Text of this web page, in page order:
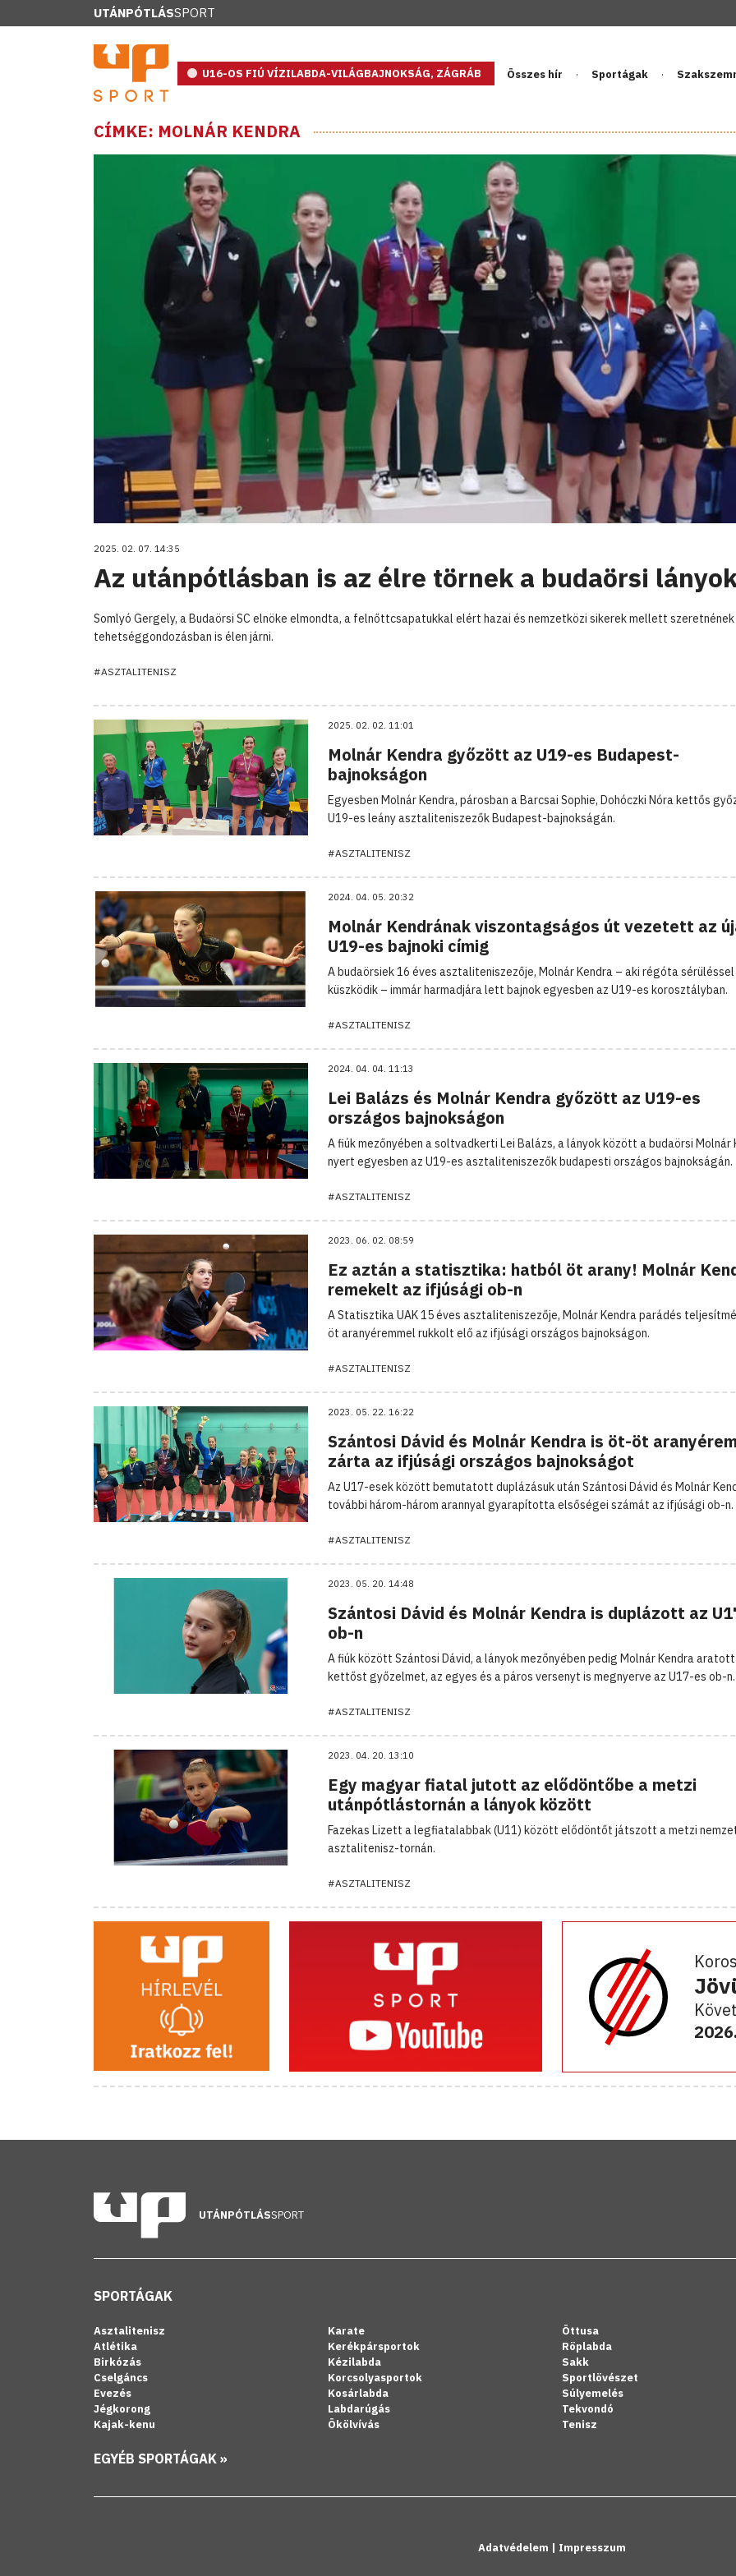
UTÁNPÓTLÁSSPORT
U16-OS FIÚ VÍZILABDA-VILÁGBAJNOKSÁG, ZÁGRÁB Összes hír Sportágak
CÍMKE: MOLNÁR KENDRA
2025. 02. 07. 14:35
Az utánpótlásban is az élre törnek a budaörsi
Somlyó Gergely, a Budaörsi SC elnöke elmondta, a felnőttcsapatukkal elért hazai és nemzetközi sikerek mellett
tehetséggondozásban is élen járni.
#ASZTALITENISZ
2025. 02. 02. 11:01
Molnár Kendra győzött az U19-es Budapest-
bajnokságon
Egyesben Molnár Kendra, párosban a Barcsai Sophie, Dohóczki Nóra kettős
U19-es leány asztaliteniszezők Budapest-bajnokságán.
#ASZTALITENISZ
2024. 04. 05. 20:32
Molnár Kendrának viszontagságos út vezetett az
U19-es bajnoki címig
A budaörsiek 16 éves asztaliteniszezője, Molnár Kendra – aki régóta sérüléssel
küszködik – immár harmadjára lett bajnok egyesben az U19-es korosztályban.
#ASZTALITENISZ
2024. 04. 04. 11:13
Lei Balázs és Molnár Kendra győzött az U19-es
országos bajnokságon
A fiúk mezőnyében a soltvadkerti Lei Balázs, a lányok között a budaörsi Molnár
nyert egyesben az U19-es asztaliteniszezők budapesti országos bajnokságán.
#ASZTALITENISZ
2023. 06. 02. 08:59
Ez aztán a statisztika: hatból öt arany! Molnár
remekelt az ifjúsági ob-n
A Statisztika UAK 15 éves asztaliteniszezője, Molnár Kendra parádés
öt aranyéremmel rukkolt elő az ifjúsági országos bajnokságon.
#ASZTALITENISZ
2023. 05. 22. 16:22
Szántosi Dávid és Molnár Kendra is öt-öt
zárta az ifjúsági országos bajnokságot
Az U17-esek között bemutatott duplázásuk után Szántosi Dávid és Molnár
további három-három arannyal gyarapította elsőségei számát az ifjúsági ob-n.
#ASZTALITENISZ
2023. 05. 20. 14:48
Szántosi Dávid és Molnár Kendra is duplázott az
ob-n
A fiúk között Szántosi Dávid, a lányok mezőnyében pedig Molnár Kendra aratott
kettőst győzelmet, az egyes és a páros versenyt is megnyerve az U17-es ob-n.
#ASZTALITENISZ
2023. 04. 20. 13:10
Egy magyar fiatal jutott az elődöntőbe a metzi
utánpótlástornán a lányok között
Fazekas Lizett a legfiatalabbak (U11) között elődöntőt játszott a metzi
asztalitenisz-tornán.
#ASZTALITENISZ
UTÁNPÓTLÁSSPORT
SPORTÁGAK
Asztalitenisz
Atlétika
Birkózás
Cselgáncs
Evezés
Jégkorong
Kajak-kenu
Karate
Kerékpársportok
Kézilabda
Korcsolyasportok
Kosárlabda
Labdarúgás
Ökölvívás
Öttusa
Röplabda
Sakk
Sportlövészet
Súlyemelés
Tekvondó
Tenisz
EGYÉB SPORTÁGAK »
Adatvédelem | Impresszum